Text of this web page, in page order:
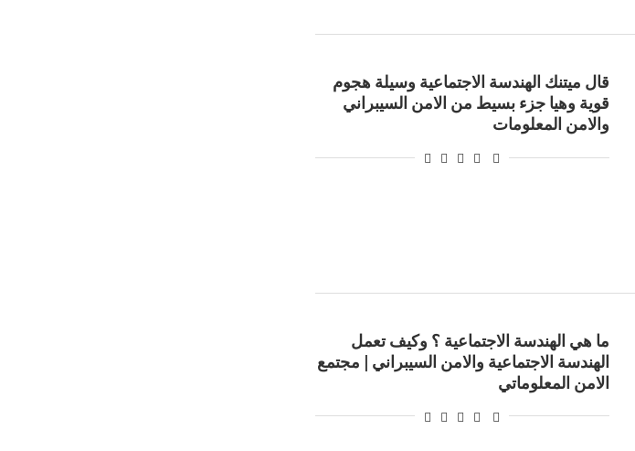
قال ميتنك الهندسة الاجتماعية وسيلة هجوم
قوية وهيا جزء بسيط من الامن السيبراني
والامن المعلومات
ما هي الهندسة الاجتماعية ؟ وكيف تعمل
الهندسة الاجتماعية والامن السيبراني | مجتمع
الامن المعلوماتي